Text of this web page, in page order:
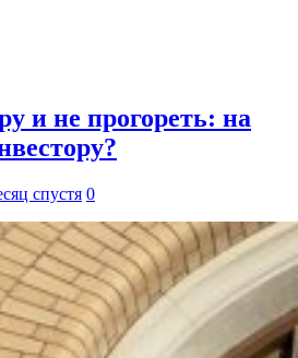
и не прогореть: на
спустя 0